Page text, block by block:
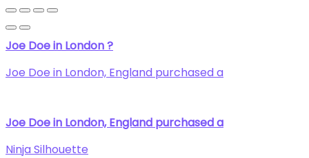
Joe Doe in London ?
Joe Doe in London, England purchased a
Joe Doe in London, England purchased a
Ninja Silhouette